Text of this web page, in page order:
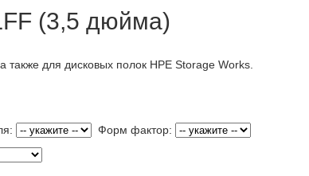
(3,5 дюйма)
также для дисковых полок HPE Storage Works.
Форм фактор: